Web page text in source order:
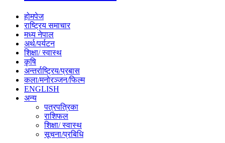
होमपेज
राष्ट्रिय समाचार
मध्य नेपाल
अर्थ/पर्यटन
शिक्षा/ स्वास्थ
कृषि
अन्तर्राष्ट्रिय/प्रबास
कला/मनोरञ्जन/फिल्म
ENGLISH
अन्य
पत्रपत्रिका
राशिफल
शिक्षा/ स्वास्थ
सूचना/प्रबिधि